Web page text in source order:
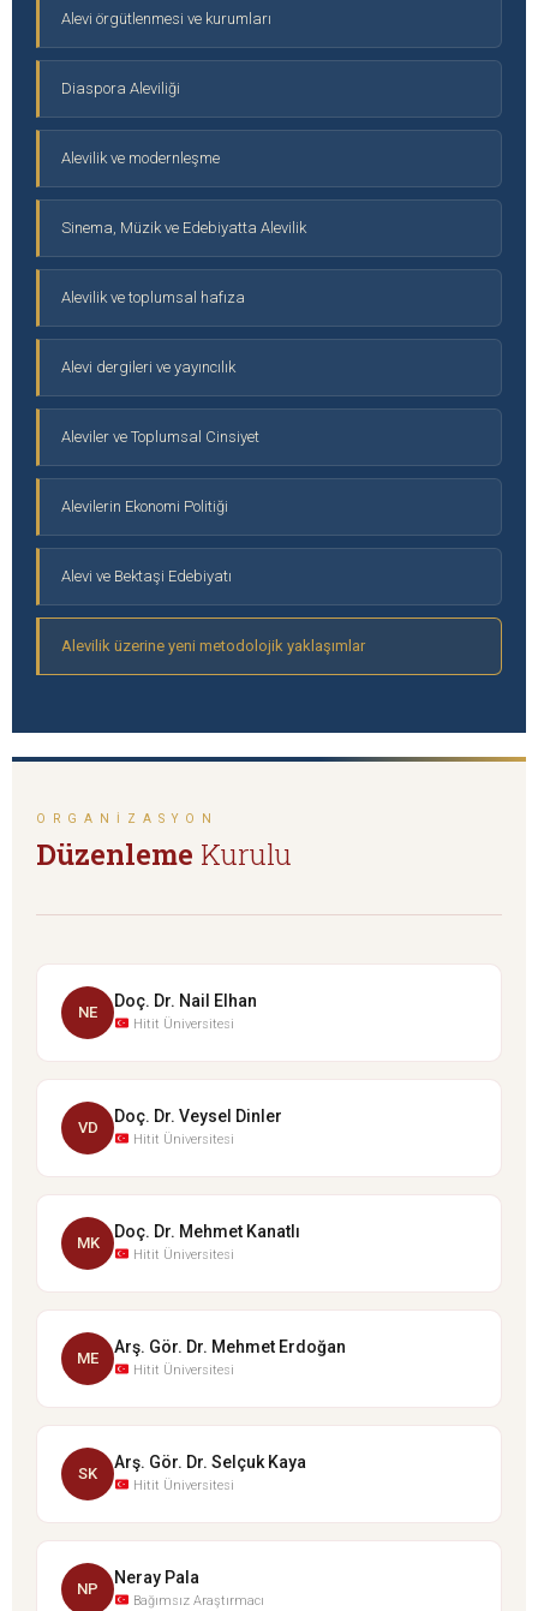
Alevi örgütlenmesi ve kurumları
Diaspora Aleviliği
Alevilik ve modernleşme
Sinema, Müzik ve Edebiyatta Alevilik
Alevilik ve toplumsal hafıza
Alevi dergileri ve yayıncılık
Aleviler ve Toplumsal Cinsiyet
Alevilerin Ekonomi Politiği
Alevi ve Bektaşi Edebiyatı
Alevilik üzerine yeni metodolojik yaklaşımlar
ORGANIZASYON
Düzenleme Kurulu
NE
Doç. Dr. Nail Elhan
Hitit Üniversitesi
VD
Doç. Dr. Veysel Dinler
Hitit Üniversitesi
MK
Doç. Dr. Mehmet Kanatlı
Hitit Üniversitesi
ME
Arş. Gör. Dr. Mehmet Erdoğan
Hitit Üniversitesi
SK
Arş. Gör. Dr. Selçuk Kaya
Hitit Üniversitesi
NP
Neray Pala
Bağımsız Araştırmacı